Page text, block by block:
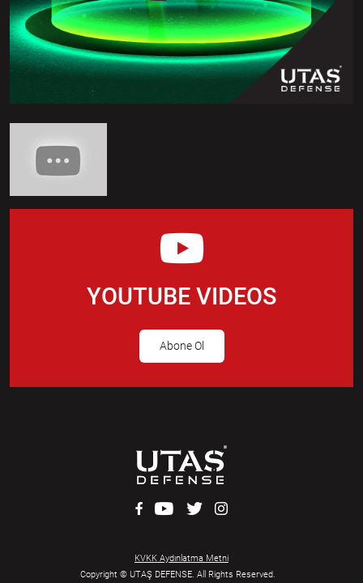
YOUTUBE VIDEOS
Abone Ol
Copyright © UTAŞ DEFENSE. All Rights Reserved.
KVKK Aydınlatma Metni